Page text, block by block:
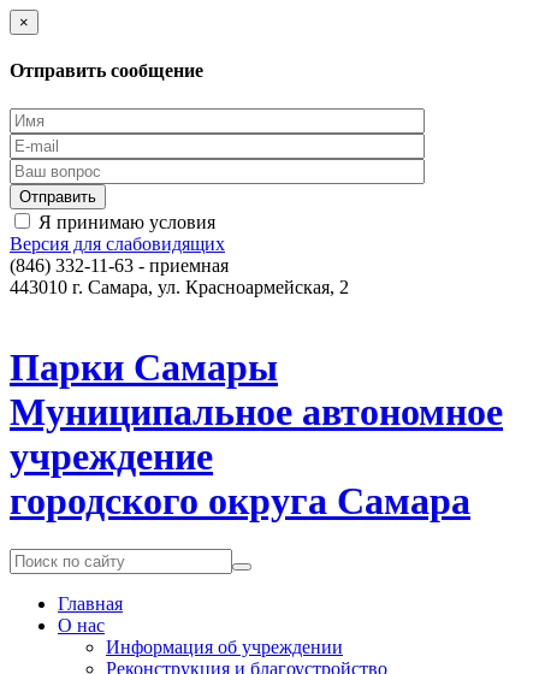
×
Отправить сообщение
Я принимаю условия
Версия для слабовидящих
(846) 332-11-63 - приемная
443010 г. Самара, ул. Красноармейская, 2
Парки Самары
Муниципальное автономное
учреждение
городского округа Самара
Главная
О нас
Информация об учреждении
Реконструкция и благоустройство